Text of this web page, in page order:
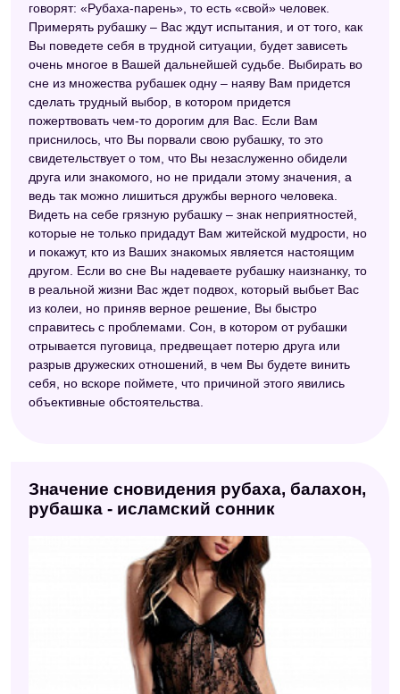
Модернистский сонник
Сонник мужчин
Сонник для стервы
Сонник Симеона Прозорова
Любовный сонник
Сонник Странника
Новейший сонник
Китайский сонник
Лунный сонник
Сонник Цветкова
Астрологический сонник
Психоаналитический сонник
Сонник толкователь снов
Сонник значение снов
Большой сонник (Наталья Степанова)
Сонник Менегетти
говорят: «Рубаха-парень», то есть «свой» человек.
Примерять рубашку – Вас ждут испытания, и от того, как
Вы поведете себя в трудной ситуации, будет зависеть
очень многое в Вашей дальнейшей судьбе. Выбирать во
сне из множества рубашек одну – наяву Вам придется
сделать трудный выбор, в котором придется
пожертвовать чем-то дорогим для Вас. Если Вам
приснилось, что Вы порвали свою рубашку, то это
свидетельствует о том, что Вы незаслуженно обидели
друга или знакомого, но не придали этому значения, а
ведь так можно лишиться дружбы верного человека.
Видеть на себе грязную рубашку – знак неприятностей,
которые не только придадут Вам житейской мудрости, но
и покажут, кто из Ваших знакомых является настоящим
другом. Если во сне Вы надеваете рубашку наизнанку, то
в реальной жизни Вас ждет подвох, который выбьет Вас
из колеи, но приняв верное решение, Вы быстро
справитесь с проблемами. Сон, в котором от рубашки
отрывается пуговица, предвещает потерю друга или
разрыв дружеских отношений, в чем Вы будете винить
себя, но вскоре поймете, что причиной этого явились
объективные обстоятельства.
Значение сновидения рубаха, балахон,
рубашка - исламский сонник